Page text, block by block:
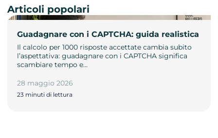
Guadagnare con i CAPTCHA: guida realistica
Il calcolo per 1000 risposte accettate cambia subito
l’aspettativa: guadagnare con i CAPTCHA significa
scambiare tempo e…
28 maggio 2026
23 minuti di lettura
Articoli popolari